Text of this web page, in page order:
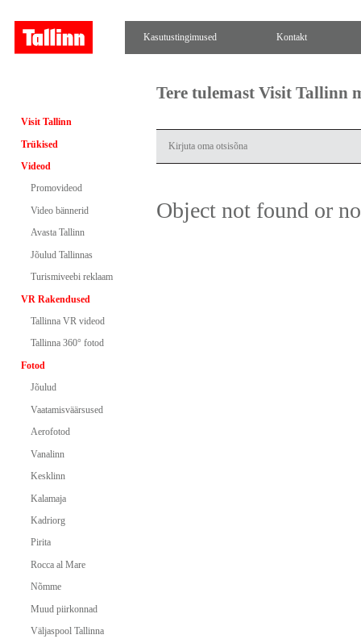
Kasutustingimused Kontakt
Visit Tallinn
Trükised
Videod
Promovideod
Video bännerid
Avasta Tallinn
Jõulud Tallinnas
Turismiveebi reklaam
VR Rakendused
Tallinna VR videod
Tallinna 360° fotod
Fotod
Jõulud
Vaatamisväärsused
Aerofotod
Vanalinn
Kesklinn
Kalamaja
Kadriorg
Pirita
Rocca al Mare
Nõmme
Muud piirkonnad
Väljaspool Tallinna
Tere tulemast Visit Tallinn
Object not found or